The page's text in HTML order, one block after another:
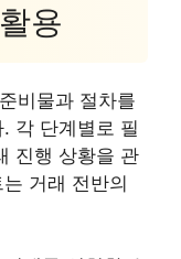
용
비물과 절차를
각 단계별로 필
진행 상황을 관
거래 전반의